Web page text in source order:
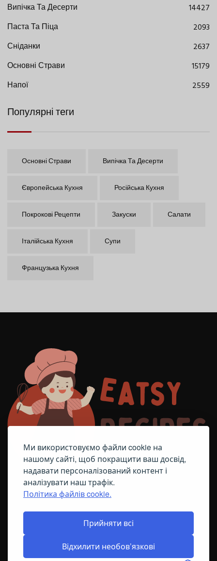
Ми використовуємо файли cookie на
нашому сайті, щоб покращити ваш досвід,
надавати персоналізований контент і
аналізувати наш трафік.
Політика файлів cookie.
Прийняти всі
Відхилити необов’язкові
Випічка Та Десерти
14427
Паста Та Піца
2093
Сніданки
2637
Основні Страви
15179
Напої
2559
Популярні теги
Основні Страви Випічка Та Десерти
Європейська Кухня Російська Кухня
Покрокові Рецепти Закуски Салати
Італійська Кухня Супи
Французька Кухня
ПОЛІТИКА ЩОДО ФАЙЛІВ COOKIE
© All Right Reserved2026